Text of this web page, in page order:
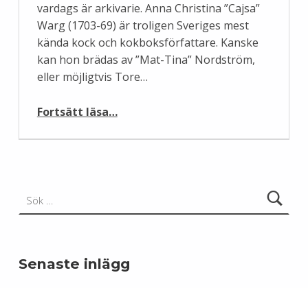
vardags är arkivarie. Anna Christina ”Cajsa”
Warg (1703-69) är troligen Sveriges mest
kända kock och kokboksförfattare. Kanske
kan hon brädas av ”Mat-Tina” Nordström,
eller möjligtvis Tore…
Fortsätt läsa“Allt du ville veta om Cajsa Warg, men inte hade de digitala resurserna att ställa frågor med”
…
Senaste inlägg